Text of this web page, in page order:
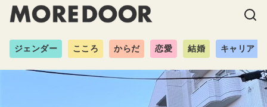
ジェンダー こころ からだ 恋愛 結婚 キャリア